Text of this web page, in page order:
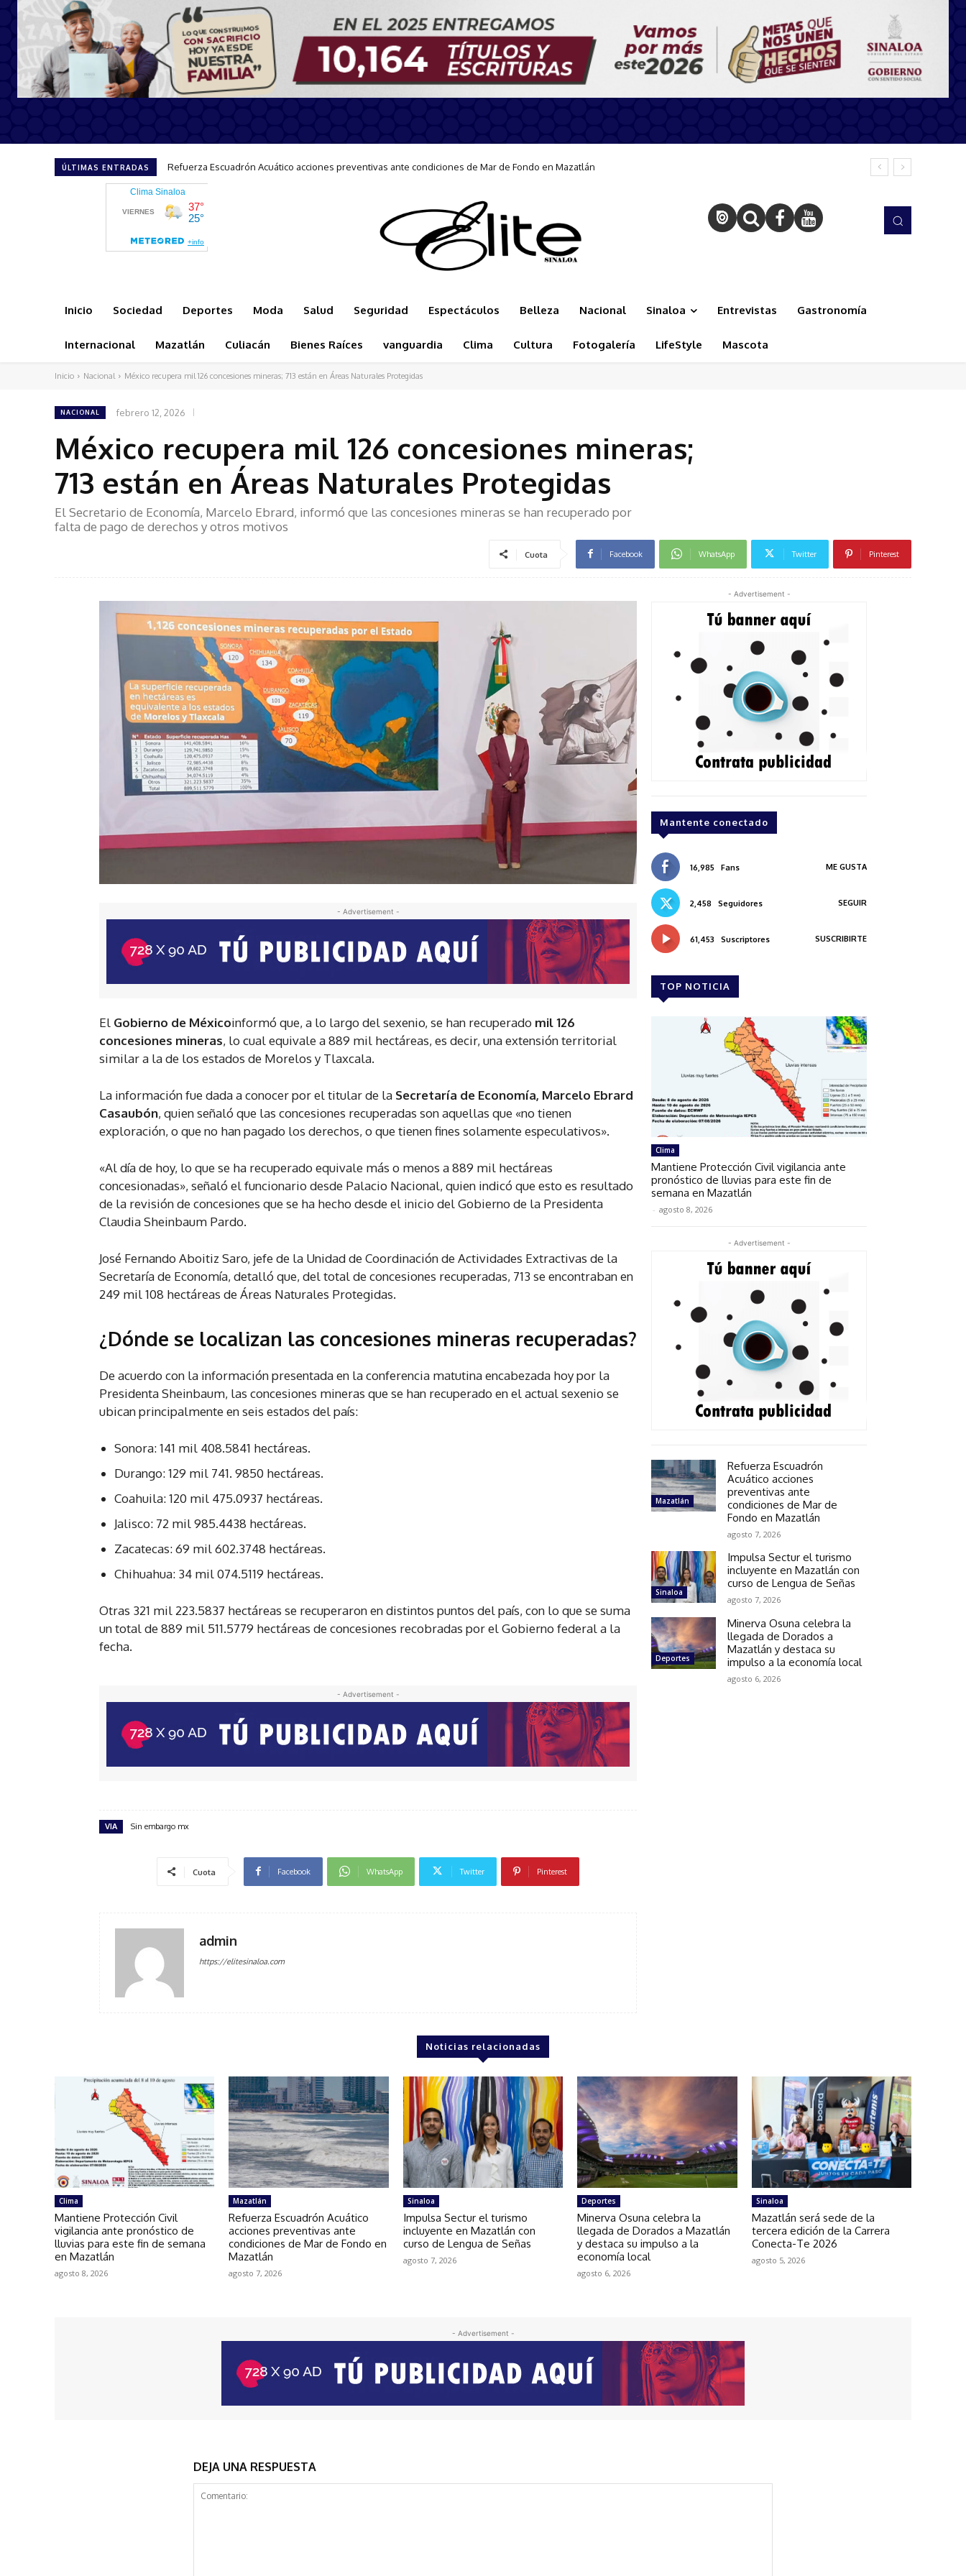
ÚLTIMAS ENTRADAS Refuerza Escuadrón Acuático acciones preventivas ante condiciones de Mar de Fondo en Mazatlán
Impulsa Sectur el turismo incluyente en Mazatlán con curso de Lengua de Señas
Inicio Sociedad Deportes Moda Salud Seguridad Espectáculos Belleza Nacional Sinaloa Entrevistas Gastronomía
Internacional Mazatlán Culiacán Bienes Raíces vanguardia Clima Cultura Fotogalería LifeStyle Mascota
Inicio Nacional México recupera mil 126 concesiones mineras; 713 están en Áreas Naturales Protegidas
NACIONAL febrero 12, 2026
México recupera mil 126 concesiones mineras;
713 están en Áreas Naturales Protegidas
El Secretario de Economía, Marcelo Ebrard, informó que las concesiones mineras se han recuperado por
falta de pago de derechos y otros motivos
Cuota Facebook WhatsApp Twitter Pinterest
- Advertisement -
El Gobierno de Méxicoinformó que, a lo largo del sexenio, se han recuperado mil 126
concesiones mineras, lo cual equivale a 889 mil hectáreas, es decir, una extensión territorial
similar a la de los estados de Morelos y Tlaxcala.
La información fue dada a conocer por el titular de la Secretaría de Economía, Marcelo Ebrard
Casaubón, quien señaló que las concesiones recuperadas son aquellas que «no tienen
exploración, o que no han pagado los derechos, o que tienen fines solamente especulativos».
«Al día de hoy, lo que se ha recuperado equivale más o menos a 889 mil hectáreas
concesionadas», señaló el funcionario desde Palacio Nacional, quien indicó que esto es resultado
de la revisión de concesiones que se ha hecho desde el inicio del Gobierno de la Presidenta
Claudia Sheinbaum Pardo.
José Fernando Aboitiz Saro, jefe de la Unidad de Coordinación de Actividades Extractivas de la
Secretaría de Economía, detalló que, del total de concesiones recuperadas, 713 se encontraban en
249 mil 108 hectáreas de Áreas Naturales Protegidas.
¿Dónde se localizan las concesiones mineras recuperadas?
De acuerdo con la información presentada en la conferencia matutina encabezada hoy por la
Presidenta Sheinbaum, las concesiones mineras que se han recuperado en el actual sexenio se
ubican principalmente en seis estados del país:
Sonora: 141 mil 408.5841 hectáreas.
Durango: 129 mil 741. 9850 hectáreas.
Coahuila: 120 mil 475.0937 hectáreas.
Jalisco: 72 mil 985.4438 hectáreas.
Zacatecas: 69 mil 602.3748 hectáreas.
Chihuahua: 34 mil 074.5119 hectáreas.
Otras 321 mil 223.5837 hectáreas se recuperaron en distintos puntos del país, con lo que se suma
un total de 889 mil 511.5779 hectáreas de concesiones recobradas por el Gobierno federal a la
fecha.
- Advertisement -
VIA Sin embargo mx
Cuota Facebook WhatsApp Twitter Pinterest
admin
https://elitesinaloa.com
- Advertisement -
Mantente conectado
16,985 Fans ME GUSTA
2,458 Seguidores SEGUIR
61,453 Suscriptores SUSCRIBIRTE
TOP NOTICIA
Clima
Mantiene Protección Civil vigilancia ante
pronóstico de lluvias para este fin de
semana en Mazatlán
- agosto 8, 2026
- Advertisement -
Mazatlán
Refuerza Escuadrón
Acuático acciones
preventivas ante
condiciones de Mar de
Fondo en Mazatlán
agosto 7, 2026
Sinaloa
Impulsa Sectur el turismo
incluyente en Mazatlán con
curso de Lengua de Señas
agosto 7, 2026
Deportes
Minerva Osuna celebra la
llegada de Dorados a
Mazatlán y destaca su
impulso a la economía local
agosto 6, 2026
Noticias relacionadas
Clima
Mantiene Protección Civil
vigilancia ante pronóstico de
lluvias para este fin de semana
en Mazatlán
agosto 8, 2026
Mazatlán
Refuerza Escuadrón Acuático
acciones preventivas ante
condiciones de Mar de Fondo en
Mazatlán
agosto 7, 2026
Sinaloa
Impulsa Sectur el turismo
incluyente en Mazatlán con
curso de Lengua de Señas
agosto 7, 2026
Deportes
Minerva Osuna celebra la
llegada de Dorados a Mazatlán
y destaca su impulso a la
economía local
agosto 6, 2026
Sinaloa
Mazatlán será sede de la
tercera edición de la Carrera
Conecta-Te 2026
agosto 5, 2026
- Advertisement -
DEJA UNA RESPUESTA